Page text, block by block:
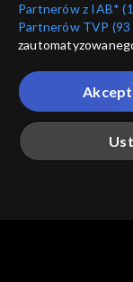
Partnerów z IAB*
Partnerów TVP (93
które wskazujemy
przez nas
Twoje dane
Ciebie naszych
„Portalem”, w tym